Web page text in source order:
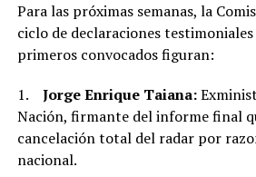
Para las próximas semanas, la
ciclo de declaraciones
primeros convocados figuran:
1. Jorge Enrique Taiana:
Nación, firmante del informe final
cancelación total del radar por
nacional.